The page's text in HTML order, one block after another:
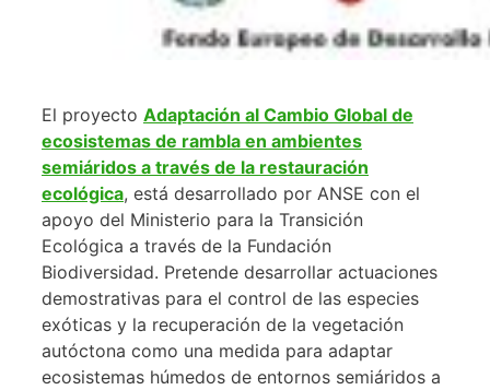
El proyecto Adaptación al Cambio Global de
ecosistemas de rambla en ambientes
semiáridos a través de la restauración
ecológica, está desarrollado por ANSE con el
apoyo del Ministerio para la Transición
Ecológica a través de la Fundación
Biodiversidad. Pretende desarrollar actuaciones
demostrativas para el control de las especies
exóticas y la recuperación de la vegetación
autóctona como una medida para adaptar
ecosistemas húmedos de entornos semiáridos a